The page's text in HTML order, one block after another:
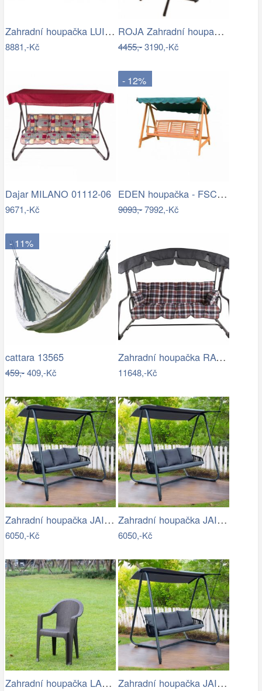
Zahradní houpačka LUISA ROJAPLAST
8881,-Kč
ROJA Zahradní houpačka ZW 6119 - béžová
4455,-3190,-Kč
Dajar MILANO 01112-06
9671,-Kč
- 12%
EDEN houpačka - FSC ROJAPLAST
9093,-7992,-Kč
- 11%
cattara 13565
459,-409,-Kč
Zahradní houpačka RAVENNA
11648,-Kč
Zahradní houpačka JAIRA Tempo Kondela
6050,-Kč
Zahradní houpačka JAIRA Tempo Kondela
6050,-Kč
Zahradní houpačka LAMIA Tempo Kondela Zahradní houpačka JAIRA Tempo Kondela